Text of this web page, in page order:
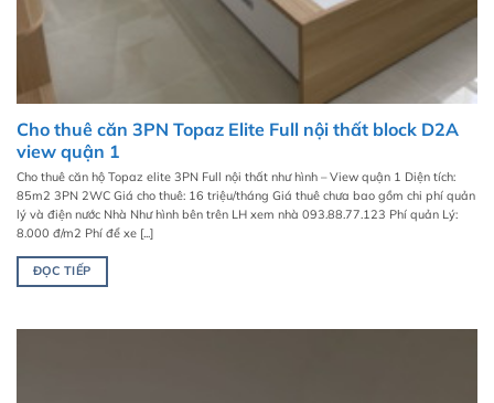
Cho thuê căn 3PN Topaz Elite Full nội thất block D2A
view quận 1
Cho thuê căn hộ Topaz elite 3PN Full nội thất như hình – View quận 1 Diện tích:
85m2 3PN 2WC Giá cho thuê: 16 triệu/tháng Giá thuê chưa bao gồm chi phí quản
lý và điện nước Nhà Như hình bên trên LH xem nhà 093.88.77.123 Phí quản Lý:
8.000 đ/m2 Phí để xe [...]
ĐỌC TIẾP